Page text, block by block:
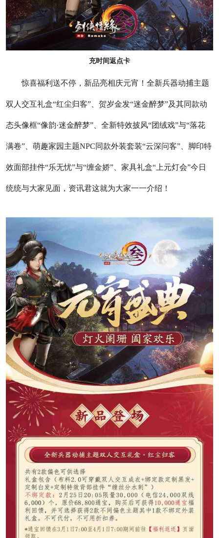
充时间返点卡
惊喜福利送不停，新品亮相庆元宵！全新兵器动捕主题
双人交互礼盒“红尘归客”、贺岁金发“迷金醉梦”及其同款动
态头像框“像韵·迷金醉梦”、全新特效披风“团绒戏”与“落花
满卷”、萌趣家园主题NPC同款外装套装“云深问客”、脚印特
效面部挂件“乐无忧”与“缠金娇”、家具礼盒“上元灯会”今日
统统与大家见面，资讯君这就为大家一一介绍！